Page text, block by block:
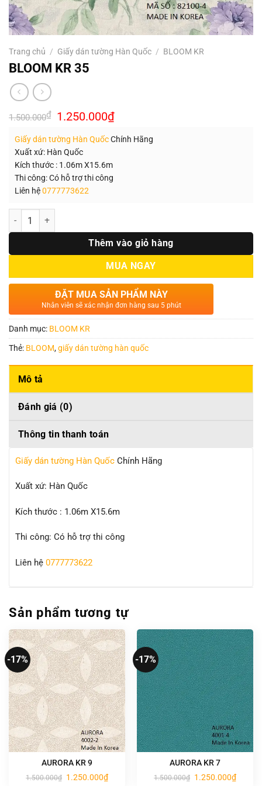
Trang chủ / Giấy dán tường Hàn Quốc / BLOOM KR
BLOOM KR 35
1.500.000₫ Giá
gốc
1.500.000₫.
1.250.000₫Giá
hiện
là:
Giấy dán tường Hàn QuốcChính Hãng
Xuất xứ: Hàn Quốc
Kích thước : 1.06m X15.6m
Thi công: Có hỗ trợ thi công
Liên hệ0777773622
Số lượng
Thêm vào giỏ hàng
MUA NGAY
ĐẶT MUA SẢN PHẨM NÀY
Nhân viên sẽ xác nhận đơn hàng sau 5 phút
Danh mục: BLOOM KR
Thẻ: BLOOM,giấy dán tường hàn quốc
Mô tả
Đánh giá (0)
Thông tin thanh toán
Giấy dán tường Hàn Quốc Chính Hãng
Xuất xứ: Hàn Quốc
Kích thước : 1.06m X15.6m
Thi công: Có hỗ trợ thi công
Liên hệ 0777773622
Sản phẩm tương tự
-17%
AURORA KR 9
1.500.000₫ Giá
1.250.000₫Giá
hiện
-17%
AURORA KR 7
1.500.000₫ Giá
1.250.000₫Giá
hiện